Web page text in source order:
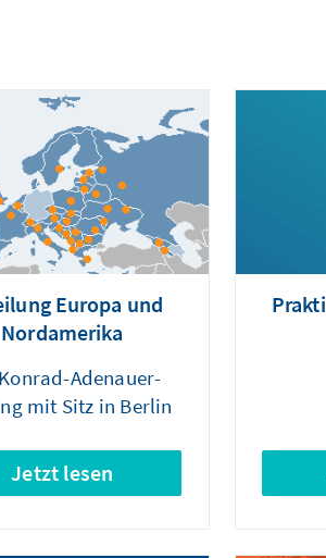
Europa und
Nordamerika
Adenauer-
mit Sitz in Berlin
Jetzt lesen